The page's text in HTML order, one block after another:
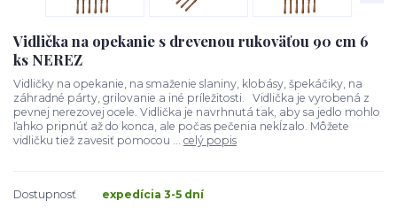
Vidlička na opekanie s drevenou rukoväťou 90 cm 6
ks NEREZ
Vidličky na opekanie, na smaženie slaniny, klobásy, špekáčiky, na
záhradné párty, grilovanie a iné príležitosti. Vidlička je vyrobená z
pevnej nerezovej ocele. Vidlička je navrhnutá tak, aby sa jedlo mohlo
ľahko pripnúť až do konca, ale počas pečenia nekĺzalo. Môžete
vidličku tiež zavesiť pomocou ... celý popis
Dostupnosť expedícia 3-5 dní